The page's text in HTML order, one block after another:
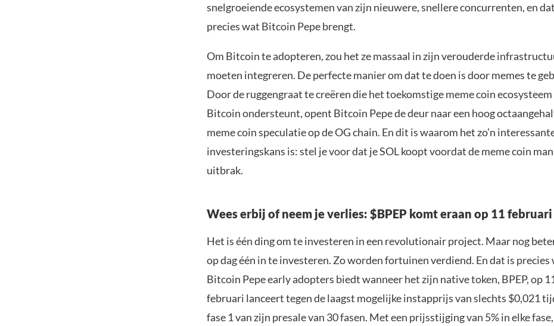
snelgroeiende ecosystemen van zijn nieuwere, snellere concurrenten, en
precies wat Bitcoin Pepe brengt.
Om Bitcoin te adopteren, zou het ze massaal in zijn verouderde
moeten integreren. De perfecte manier om dat te doen is door memes te
Door de ruggengraat te creëren die het toekomstige meme coin ecosysteem
Bitcoin ondersteunt, opent Bitcoin Pepe de deur naar een hoog
meme coin speculatie op de OG chain. En dit is waarom het zo’n
investeringskans is: stel je voor dat je SOL koopt voordat de meme coin
uitbrak.
Wees erbij of neem je verlies: $BPEP komt eraan op 11 februari
Het is één ding om te investeren in een revolutionair project. Maar nog
op dag één in te investeren. Zo worden fortuinen verdiend. En dat is precies
Bitcoin Pepe early adopters biedt wanneer het zijn native token, BPEP, op
februari lanceert tegen de laagst mogelijke instapprijs van slechts $0,021
fase 1 van zijn presale van 30 fasen. Met een prijsstijging van 5% in elke